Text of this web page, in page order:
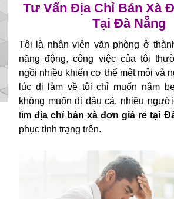
Tư Vấn Địa Chỉ Bán Xà
Tại Đà Nẵng
Tôi là nhân viên văn phòng ở
năng động, công việc của tôi
ngồi nhiều khiến cơ thể mệt mỏi và
lúc đi làm về tôi chỉ muốn nằm
không muốn đi đâu cả, nhiều
tìm địa chỉ bán xà đơn giá rẻ tại
phục tình trạng trên.